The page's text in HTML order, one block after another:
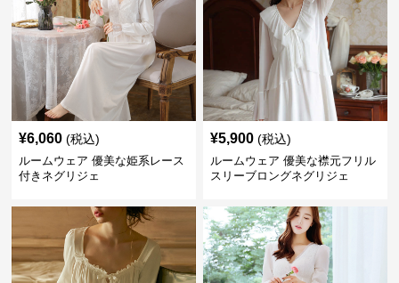
¥6,060 (税込)
ルームウェア 優美な姫系レース
付きネグリジェ
¥5,900 (税込)
ルームウェア 優美な襟元フリル
スリーブロングネグリジェ